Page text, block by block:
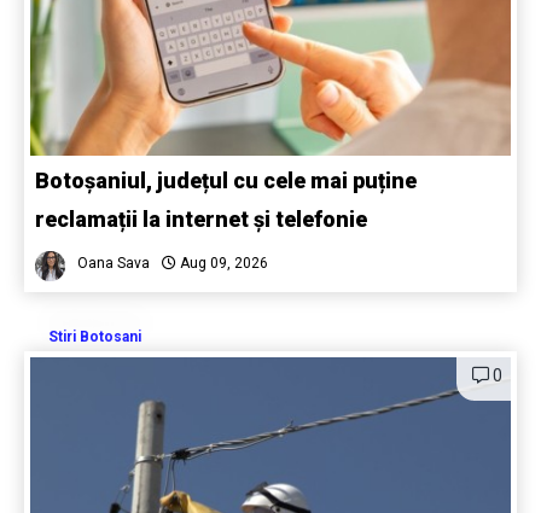
Botoșaniul, județul cu cele mai puține
reclamații la internet și telefonie
Oana Sava Aug 09, 2026
Stiri Botosani
0